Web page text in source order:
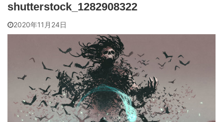
shutterstock_1282908322
2020年11月24日